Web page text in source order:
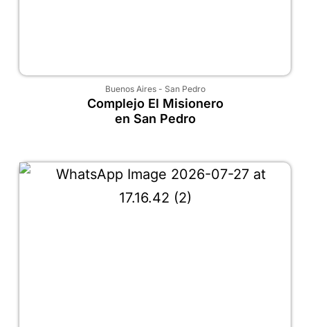
Buenos Aires- San Pedro
Complejo El Misionero
en San Pedro